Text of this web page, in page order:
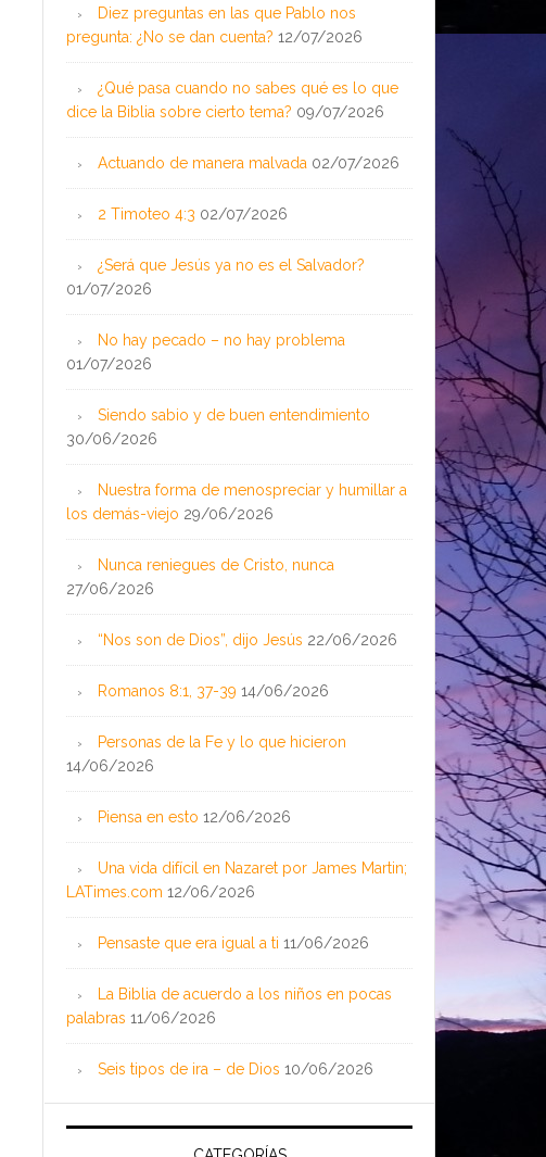
Diez preguntas en las que Pablo nos
pregunta: ¿No se dan cuenta? 12/07/2026
¿Qué pasa cuando no sabes qué es lo que
dice la Biblia sobre cierto tema? 09/07/2026
Actuando de manera malvada 02/07/2026
2 Timoteo 4:3 02/07/2026
¿Será que Jesús ya no es el Salvador?
01/07/2026
No hay pecado – no hay problema
01/07/2026
Siendo sabio y de buen entendimiento
30/06/2026
Nuestra forma de menospreciar y humillar a
los demás-viejo 29/06/2026
Nunca reniegues de Cristo, nunca
27/06/2026
“Nos son de Dios”, dijo Jesús 22/06/2026
Romanos 8:1, 37-39 14/06/2026
Personas de la Fe y lo que hicieron
14/06/2026
Piensa en esto 12/06/2026
Una vida difícil en Nazaret por James Martin;
LATimes.com 12/06/2026
Pensaste que era igual a ti 11/06/2026
La Biblia de acuerdo a los niños en pocas
palabras 11/06/2026
Seis tipos de ira – de Dios 10/06/2026